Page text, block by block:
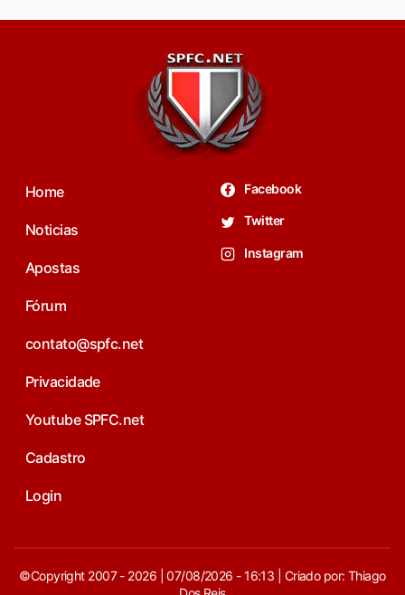
Home
Noticias
Apostas
Fórum
contato@spfc.net
Privacidade
Youtube SPFC.net
Cadastro
Login
Facebook
Twitter
Instagram
©Copyright 2007 - 2026 | 07/08/2026 - 16:13 | Criado por: Thiago